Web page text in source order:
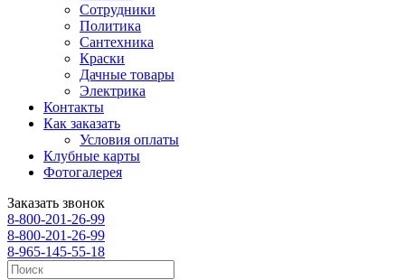
Сотрудники
Политика
Сантехника
Краски
Дачные товары
Электрика
Контакты
Как заказать
Условия оплаты
Клубные карты
Фотогалерея
Заказать звонок
8-800-201-26-99
8-800-201-26-99
8-965-145-55-18